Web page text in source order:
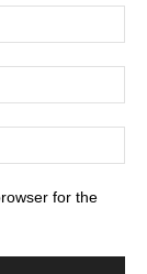
for the